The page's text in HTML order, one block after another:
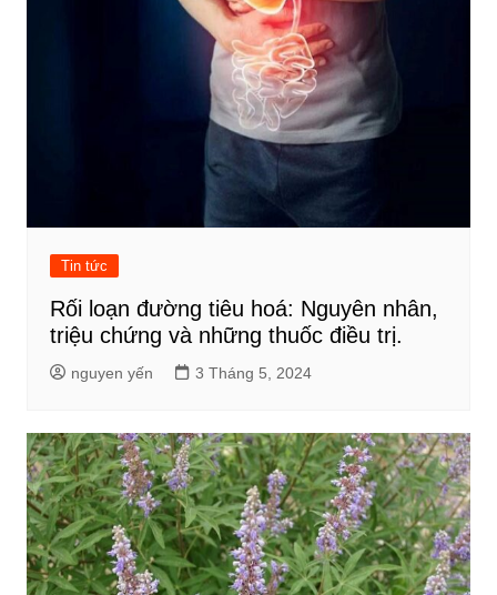
Tin tức
Rối loạn đường tiêu hoá: Nguyên nhân,
triệu chứng và những thuốc điều trị.
nguyen yến 3 Tháng 5, 2024